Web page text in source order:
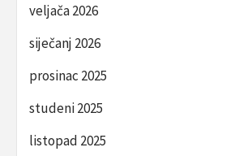
veljača 2026
siječanj 2026
prosinac 2025
studeni 2025
listopad 2025